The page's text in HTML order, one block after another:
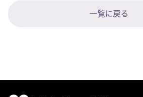
一覧に戻る